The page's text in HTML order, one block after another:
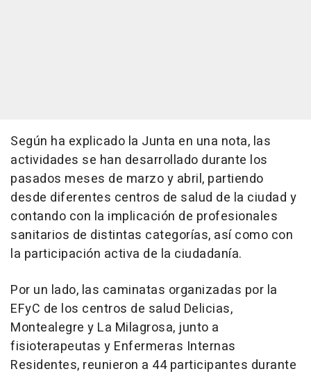
Según ha explicado la Junta en una nota, las
actividades se han desarrollado durante los
pasados meses de marzo y abril, partiendo
desde diferentes centros de salud de la ciudad y
contando con la implicación de profesionales
sanitarios de distintas categorías, así como con
la participación activa de la ciudadanía.
Por un lado, las caminatas organizadas por la
EFyC de los centros de salud Delicias,
Montealegre y La Milagrosa, junto a
fisioterapeutas y Enfermeras Internas
Residentes, reunieron a 44 participantes durante